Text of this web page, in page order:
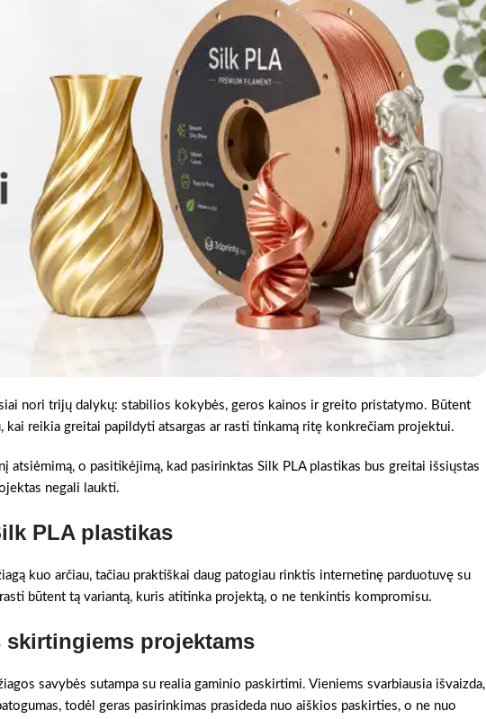
nori trijų dalykų: stabilios kokybės, geros kainos ir greito pristatymo. Būtent
reikia greitai papildyti atsargas ar rasti tinkamą ritę konkrečiam projektui.
atsiėmimą, o pasitikėjimą, kad pasirinktas Silk PLA plastikas bus greitai išsiųstas
negali laukti.
PLA plastikas
kuo arčiau, tačiau praktiškai daug patogiau rinktis internetinę parduotuvę su
būtent tą variantą, kuris atitinka projektą, o ne tenkintis kompromisu.
projektams
savybės sutampa su realia gaminio paskirtimi. Vieniems svarbiausia išvaizda,
todėl geras pasirinkimas prasideda nuo aiškios paskirties, o ne nuo